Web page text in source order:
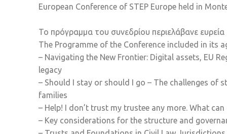
European Conference of STEP Europe held in
Το πρόγραμμα του συνεδρίου περιελάβανε
The Programme of the Conference included in its
– Navigating the New Frontier: Digital assets, EU
legacy
– Should I stay or should I go – The challenges of
families
– Help! I don’t trust my trustee any more. What can
– Key considerations for the structure and